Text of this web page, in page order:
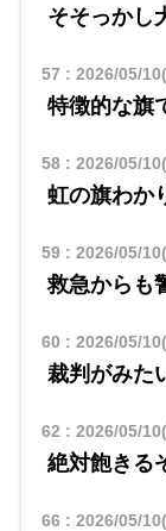
そそっかし
57 : 2026/05/
特徴的な旗
58: 2026/05/
虹の旗わか
59: 2026/05/
救急からも
60 : 2026/05/
裁判がみた
62 : 2026/05/
絶対飽きる
66 : 2026/05/